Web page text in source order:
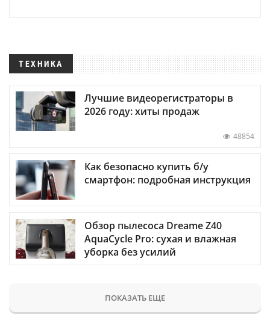
ТЕХНИКА
Лучшие видеорегистраторы в
2026 году: хиты продаж
48854
Как безопасно купить б/у
смартфон: подробная инструкция
Обзор пылесоса Dreame Z40
AquaCycle Pro: сухая и влажная
уборка без усилий
ПОКАЗАТЬ ЕЩЕ